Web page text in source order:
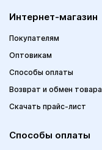
Интернет-магазин
Покупателям
Оптовикам
Способы оплаты
Возврат и обмен товара
Скачать прайс-лист
Способы оплаты